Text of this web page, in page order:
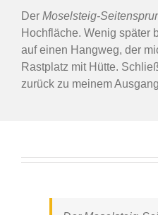
Der Moselsteig-
Hochfläche. Wenig später
auf einen Hangweg, der
Rastplatz mit Hütte.
zurück zu meinem